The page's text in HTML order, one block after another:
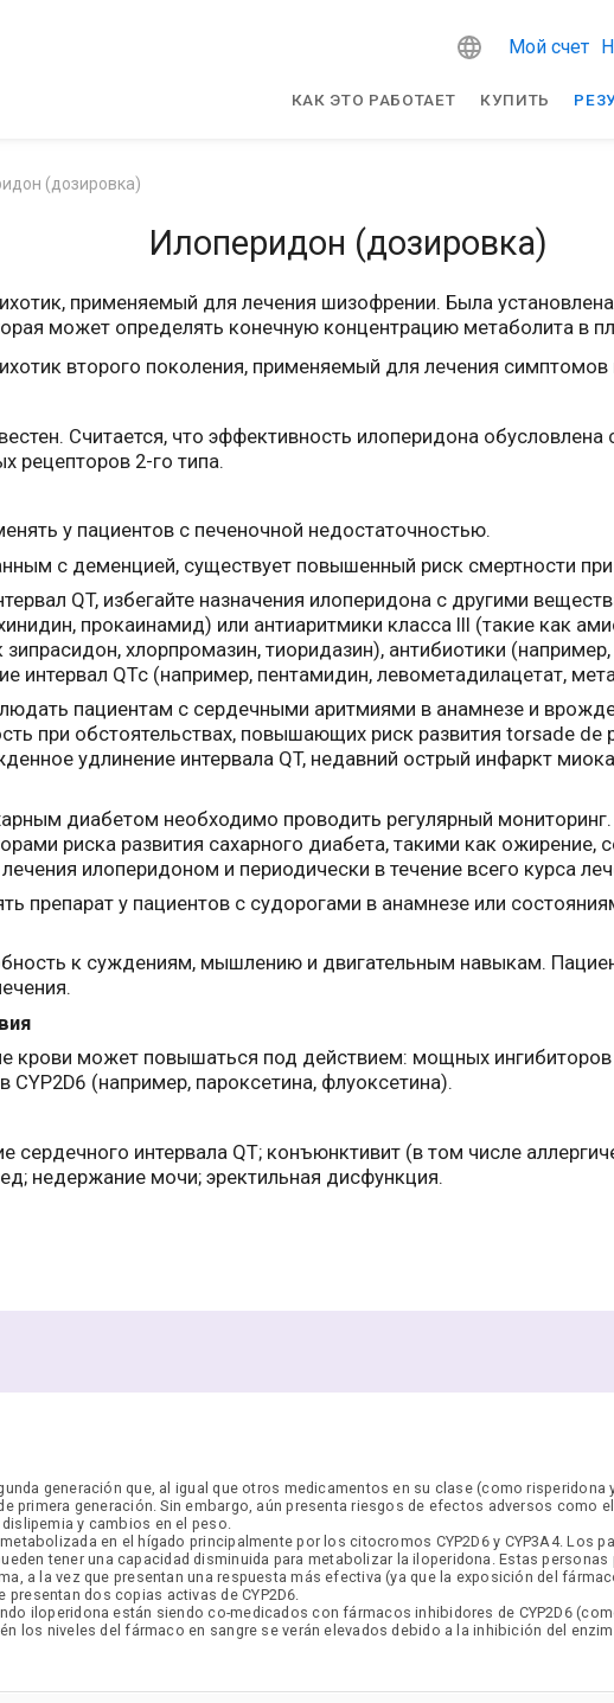
Мой счет
КАК ЭТО РАБОТАЕТ КУПИТЬ
(дозировка)
Илоперидон (дозировка)
применяемый для лечения шизофрении. Была
может определять конечную концентрацию метаболита в
второго поколения, применяемый для лечения
Считается, что эффективность илоперидона
рецепторов 2-го типа.
у пациентов с печеночной недостаточностью.
с деменцией, существует повышенный риск смертности
QT, избегайте назначения илоперидона с другими
прокаинамид) или антиаритмики класса III (такие как
зипрасидон, хлорпромазин, тиоридазин), антибиотики
интервал QTc (например, пентамидин, левометадилацетат,
пациентам с сердечными аритмиями в анамнезе и
при обстоятельствах, повышающих риск развития torsade de
удлинение интервала QT, недавний острый инфаркт
диабетом необходимо проводить регулярный
риска развития сахарного диабета, такими как
илоперидоном и периодически в течение всего курса
препарат у пациентов с судорогами в анамнезе или
к суждениям, мышлению и двигательным навыкам.
крови может повышаться под действием: мощных ингибиторов
(например, пароксетина, флуоксетина).
сердечного интервала QT; конъюнктивит (в том числе
недержание мочи; эректильная дисфункция.
generación que, al igual que otros medicamentos en su clase (como
primera generación. Sin embargo, aún presenta riesgos de efectos adversos como
y cambios en el peso.
en el hígado principalmente por los citocromos CYP2D6 y CYP3A4. Los
tener una capacidad disminuida para metabolizar la iloperidona. Estas
a la vez que presentan una respuesta más efectiva (ya que la exposición del
dos copias activas de CYP2D6.
iloperidona están siendo co-medicados con fármacos inhibidores de CYP2D6
los niveles del fármaco en sangre se verán elevados debido a la inhibición del